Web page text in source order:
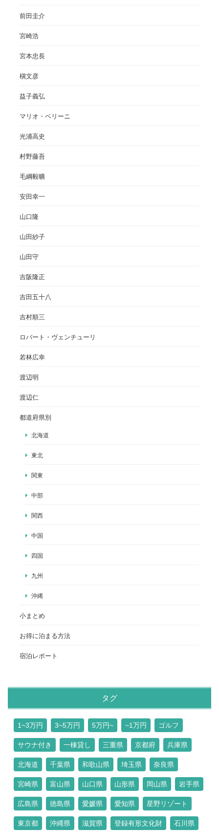
前田圭介
宮崎浩
宮本忠長
槇文彦
益子義弘
マリオ・ベリーニ
光浦高史
村野藤吾
毛綱毅曠
安田幸一
山口隆
山田紗子
山田守
吉阪隆正
吉田五十八
吉村順三
ロバート・ヴェンチューリ
若林広幸
渡辺明
渡辺仁
都道府県別
北海道
東北
関東
中部
関西
中国
四国
九州
沖縄
小まとめ
お得に泊まる方法
宿泊レポート
タグ
1~3万円 3~5万円 5万円~ ~1万円 ゴルフ
サウナ付き 一棟貸し 三重県 京都府 兵庫県
北海道 千葉県 和歌山県 埼玉県 奈良県
宮崎県 富山県 山口県 山形県 岡山県 岩手県
広島県 徳島県 愛媛県 愛知県 星野リゾート
東京都 沖縄県 滋賀県 登録有形文化財 石川県